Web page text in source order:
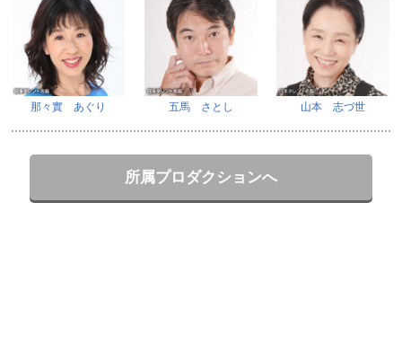
那々實 あぐり 五馬 さとし 山本 志づ世
所属プロダクションへ